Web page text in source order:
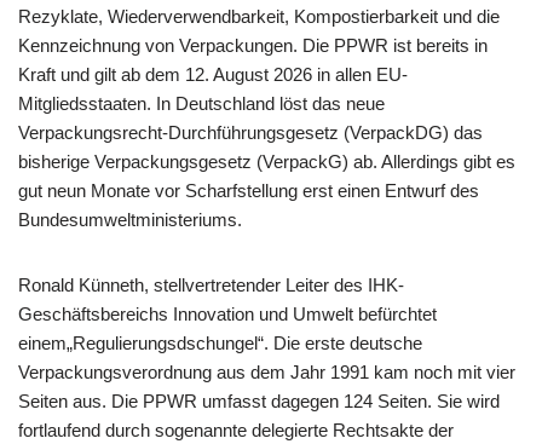
Rezyklate, Wiederverwendbarkeit, Kompostierbarkeit und die
Kennzeichnung von Verpackungen. Die PPWR ist bereits in
Kraft und gilt ab dem 12. August 2026 in allen EU-
Mitgliedsstaaten. In Deutschland löst das neue
Verpackungsrecht-Durchführungsgesetz (VerpackDG) das
bisherige Verpackungsgesetz (VerpackG) ab. Allerdings gibt es
gut neun Monate vor Scharfstellung erst einen Entwurf des
Bundesumweltministeriums.
Ronald Künneth, stellvertretender Leiter des IHK-
Geschäftsbereichs Innovation und Umwelt befürchtet
einem„Regulierungsdschungel“. Die erste deutsche
Verpackungsverordnung aus dem Jahr 1991 kam noch mit vier
Seiten aus. Die PPWR umfasst dagegen 124 Seiten. Sie wird
fortlaufend durch sogenannte delegierte Rechtsakte der